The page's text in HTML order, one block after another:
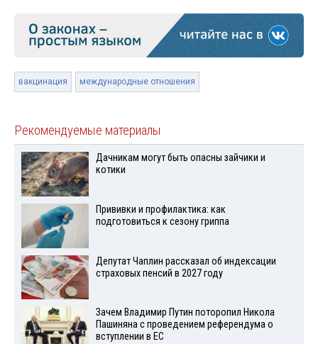
вакцинация международные отношения
Рекомендуемые материалы
Дачникам могут быть опасны зайчики и
котики
Прививки и профилактика: как
подготовиться к сезону гриппа
Депутат Чаплин рассказал об индексации
страховых пенсий в 2027 году
Зачем Владимир Путин поторопил Никола
Пашиняна с проведением референдума о
вступлении в ЕС